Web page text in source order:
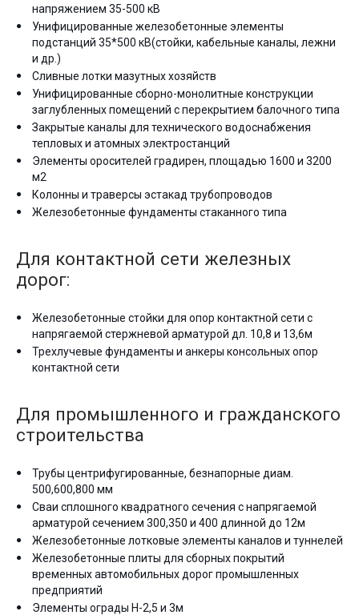
напряжением 35-500 кВ
Унифицированные железобетонные элементы
подстанций 35*500 кВ(стойки, кабельные каналы, лежни
и др.)
Сливные лотки мазутных хозяйств
Унифицированные сборно-монолитные конструкции
заглубленных помещений с перекрытием балочного типа
Закрытые каналы для технического водоснабжения
тепловых и атомных электростанций
Элементы оросителей градирен, площадью 1600 и 3200
м2
Колонны и траверсы эстакад трубопроводов
Железобетонные фундаменты стаканного типа
Для контактной сети железных
дорог:
Железобетонные стойки для опор контактной сети с
напрягаемой стержневой арматурой дл. 10,8 и 13,6м
Трехлучевые фундаменты и анкеры консольных опор
контактной сети
Для промышленного и гражданского
строительства
Трубы центрифугированные, безнапорные диам.
500,600,800 мм
Сваи сплошного квадратного сечения с напрягаемой
арматурой сечением 300,350 и 400 длинной до 12м
Железобетонные лотковые элементы каналов и туннелей
Железобетонные плиты для сборных покрытий
временных автомобильных дорог промышленных
предприятий
Элементы ограды Н-2,5 и 3м